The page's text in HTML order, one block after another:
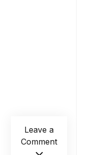
Leave a
Comment